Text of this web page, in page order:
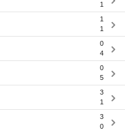
1
1
1
0
4
0
5
3
1
3
0